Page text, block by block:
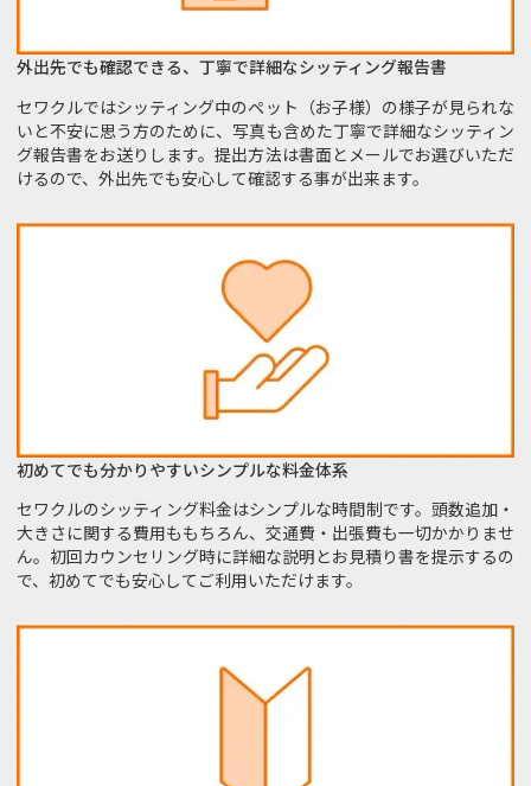
外出先でも確認できる、丁寧で詳細なシッティング報告書
セワクルではシッティング中のペット（お子様）の様子が見られな
いと不安に思う方のために、写真も含めた丁寧で詳細なシッティン
グ報告書をお送りします。提出方法は書面とメールでお選びいただ
けるので、外出先でも安心して確認する事が出来ます。
初めてでも分かりやすいシンプルな料金体系
セワクルのシッティング料金はシンプルな時間制です。頭数追加・
大きさに関する費用ももちろん、交通費・出張費も一切かかりませ
ん。初回カウンセリング時に詳細な説明とお見積り書を提示するの
で、初めてでも安心してご利用いただけます。